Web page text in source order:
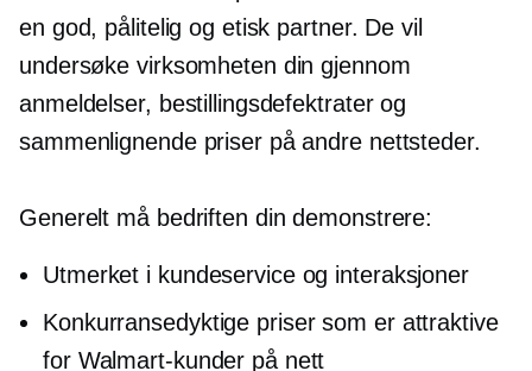
en god, pålitelig og etisk partner. De vil
undersøke virksomheten din gjennom
anmeldelser, bestillingsdefektrater og
sammenlignende priser på andre nettsteder.
Generelt må bedriften din demonstrere:
Utmerket i kundeservice og interaksjoner
Konkurransedyktige priser som er attraktive
for Walmart-kunder på nett